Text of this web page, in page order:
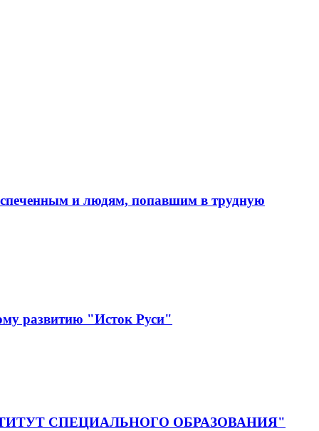
и людям, попавшим в трудную
развитию "Исток Руси"
"ИНСТИТУТ СПЕЦИАЛЬНОГО ОБРАЗОВАНИЯ"